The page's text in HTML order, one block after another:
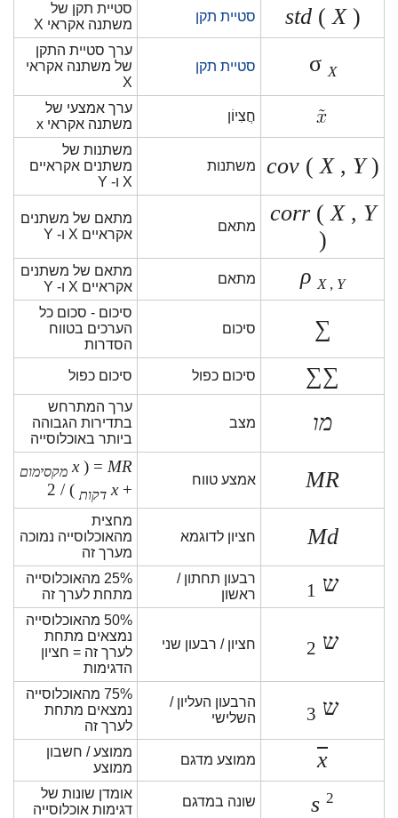
std(X) סטיית תקן
סטיית תקן של
משתנה אקראי X
σX סטיית תקן
ערך סטיית התקן
של משתנה אקראי
חֲצִיוֹן
ערך אמצעי של
משתנה אקראי x
cov(X,Y) משתנות
משתנות של
משתנים אקראיים
corr(X,Y
מתאם
מתאם של משתנים
אקראיים X ו- Y
ρ X , מתאם
מתאם של משתנים
אקראיים X ו- Y
∑ סיכום
סיכום - סכום כל
הערכים בטווח
הסדרות
∑∑ סיכום כפול סיכום כפול
מו מצב
ערך המתרחש
בתדירות הגבוהה
ביותר באוכלוסייה
MR אמצע טווח
MR
= (
x מקסימום
+
x דקות) / 2
Md חציון לדוגמא
מחצית
מהאוכלוסייה נמוכה
מערך זה
ש1
רבעון תחתון /
ראשון
25% מהאוכלוסייה
מתחת לערך זה
ש2 חציון / רבעון שני
50% מהאוכלוסייה
נמצאים מתחת
לערך זה = חציון
הדגימות
ש3
הרבעון העליון /
השלישי
75% מהאוכלוסייה
נמצאים מתחת
לערך זה
x ממוצע מדגם
ממוצע / חשבון
ממוצע
s שונה במדגם
אומדן שונות של
דגימות אוכלוסייה